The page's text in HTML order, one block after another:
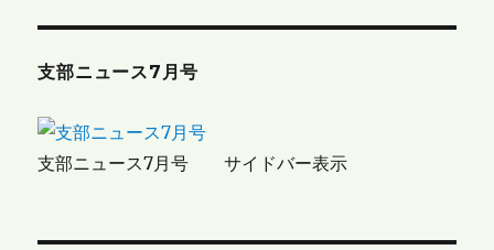
ゲ
ー
シ
ョ
支部ニュース7月号
支部ニュース7月号 サイドバー表示